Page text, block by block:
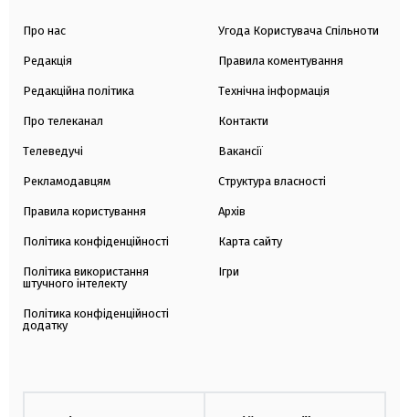
Про нас
Редакція
Редакційна політика
Про телеканал
Телеведучі
Рекламодавцям
Правила користування
Політика конфіденційності
Політика використання
штучного інтелекту
Політика конфіденційності
додатку
Угода Користувача Спільноти
Правила коментування
Технічна інформація
Контакти
Вакансії
Структура власності
Архів
Карта сайту
Ігри